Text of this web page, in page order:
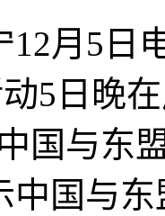
12月5日
5日晚
国与东
中国与